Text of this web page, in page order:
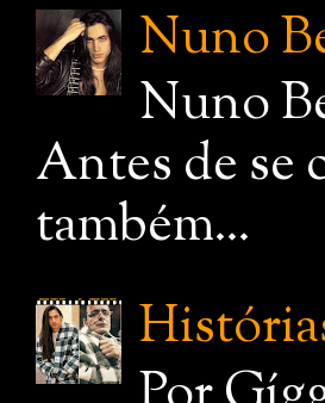
Nuno
Nuno
Antes de se
também...